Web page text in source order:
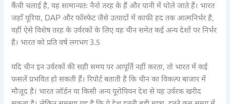
कैंची चलाई है, वह सामान्यतः नैनो तरह के हैं और पानी में घोले जाते हैं। भारत
जहाँ यूरिया, DAP और फॉस्फेट जैसे उत्पादों में काफी हद तक आत्मनिर्भर है,
वहीं ऐसे विशेष तरह के उर्वरकों के लिए वह चीन समेत कई अन्य देशों पर निर्भर
है। भारत को प्रति वर्ष लगभग 3.5
यदि चीन इन उर्वरकों की सही समय पर आपूर्ति नहीं करता, तो भारत में कई
फसलें प्रभवित हो सकती हैं। रिपोर्ट बताती है कि चीन का विकल्प बाजार में
मौजूद है। भारत जॉर्डन या किसी अन्य यूरोपियन देश से यह उर्वरक खरीद